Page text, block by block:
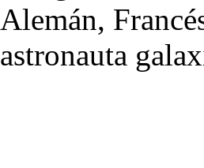
Alemán,
astronauta